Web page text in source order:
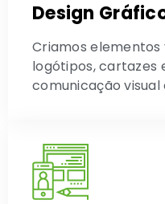
Design
Criamos elementos
logótipos, cartazes
comunicação